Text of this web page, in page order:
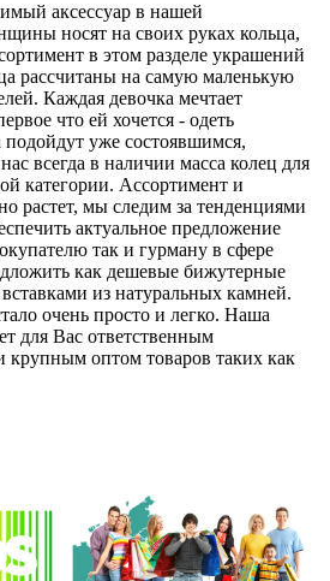
аксессуар в нашей
носят на своих руках кольца,
в этом разделе украшений
рассчитаны на самую маленькую
Каждая девочка мечтает
что ей хочется - одеть
подойдут уже состоявшимся,
всегда в наличии масса колец для
категории. Ассортимент и
растет, мы следим за тенденциями
актуальное предложение
так и гурману в сфере
как дешевые бижутерные
из натуральных камней.
очень просто и легко. Наша
для Вас ответственным
оптом товаров таких как